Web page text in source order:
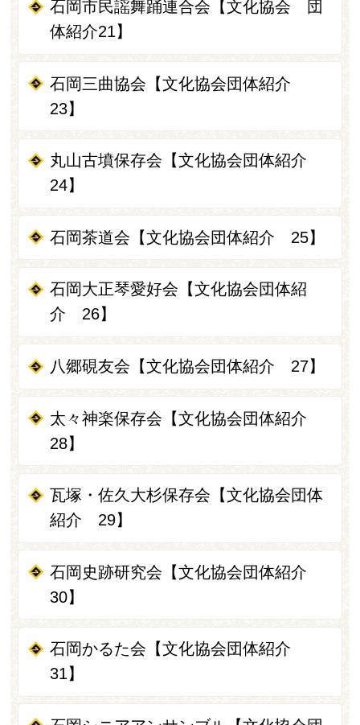
石岡市民謡舞踊連合会【文化協会 団
体紹介21】
石岡三曲協会【文化協会団体紹介
23】
丸山古墳保存会【文化協会団体紹介
24】
石岡茶道会【文化協会団体紹介 25】
石岡大正琴愛好会【文化協会団体紹
介 26】
八郷硯友会【文化協会団体紹介 27】
太々神楽保存会【文化協会団体紹介
28】
瓦塚・佐久大杉保存会【文化協会団体
紹介 29】
石岡史跡研究会【文化協会団体紹介
30】
石岡かるた会【文化協会団体紹介
31】